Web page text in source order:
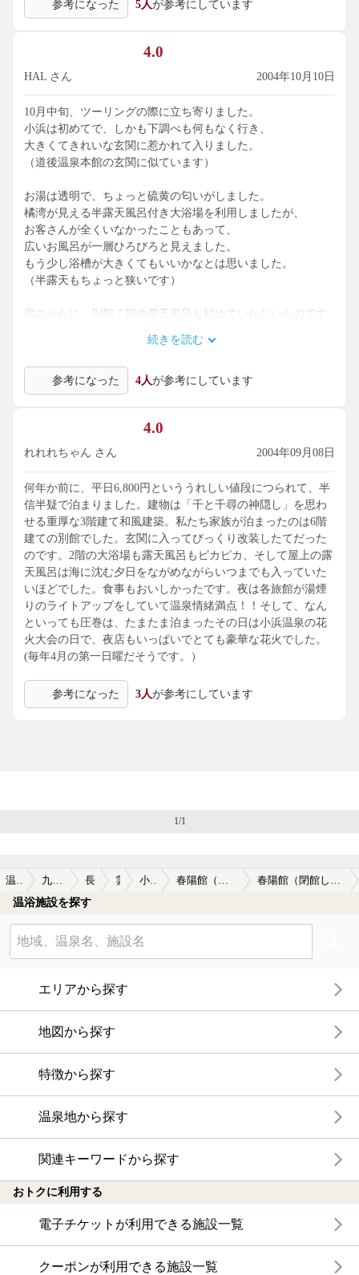
参考になった 5人が参考にしています
4.0
HAL さん 2004年10月10日
10月中旬、ツーリングの際に立ち寄りました。
小浜は初めてで、しかも下調べも何もなく行き、
大きくてきれいな玄関に惹かれて入りました。
（道後温泉本館の玄関に似ています）
お湯は透明で、ちょっと硫黄の匂いがしました。
橘湾が見える半露天風呂付き大浴場を利用しましたが、
お客さんが全くいなかったこともあって、
広いお風呂が一層ひろびろと見えました。
もう少し浴槽が大きくてもいいかなとは思いました。
（半露天もちょっと狭いです）
宿のかたに、別館７階の露天風呂も勧めていただいたのです
その日はあまり時間がなく、入れなかったのが心残りです。
料理は新鮮な海の幸が堪能できるそうですし、
次回は宿泊して露天と料理を味わいたいなあと思いました。
続きを読む
参考になった 4人が参考にしています
4.0
れれれちゃん さん 2004年09月08日
何年か前に、平日6,800円といううれしい値段につられて、半
信半疑で泊まりました。建物は「千と千尋の神隠し」を思わ
せる重厚な3階建て和風建築。私たち家族が泊まったのは6階
建ての別館でした。玄関に入ってびっくり改装したてだった
のです。2階の大浴場も露天風呂もピカピカ、そして屋上の露
天風呂は海に沈む夕日をながめながらいつまでも入っていた
いほどでした。食事もおいしかったです。夜は各旅館が湯煙
りのライトアップをしていて温泉情緒満点！！そして、なん
といっても圧巻は、たまたま泊まったその日は小浜温泉の花
火大会の日で、夜店もいっぱいでとても豪華な花火でした。
(毎年4月の第一日曜だそうです。）
参考になった 3人が参考にしています
1/1
温泉TOP 九州・沖縄 長崎県 雲仙 小浜温泉 春陽館（閉館しました） 春陽館（閉館しました）の口コミ一覧
温浴施設を探す
エリアから探す
地図から探す
特徴から探す
温泉地から探す
関連キーワードから探す
おトクに利用する
電子チケットが利用できる施設一覧
クーポンが利用できる施設一覧